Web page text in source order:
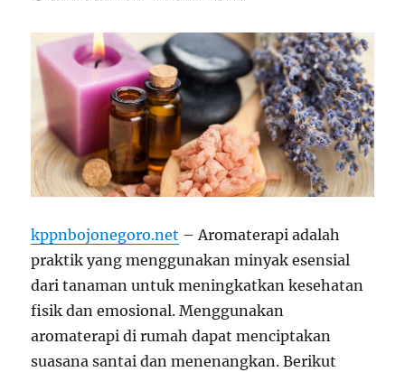
kppnbojonegoro.net – Aromaterapi adalah
praktik yang menggunakan minyak esensial
dari tanaman untuk meningkatkan kesehatan
fisik dan emosional. Menggunakan
aromaterapi di rumah dapat menciptakan
suasana santai dan menenangkan. Berikut